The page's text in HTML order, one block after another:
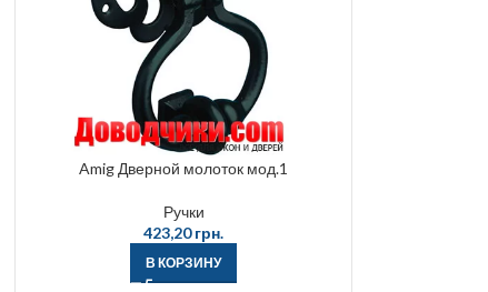
Amig Дверной молоток мод.1
Ручки
423,20грн.
В КОРЗИНУ